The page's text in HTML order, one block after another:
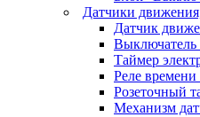
Датчики
Датчик
Выключатель
Таймер
Реле времени
Розеточный
Механизм